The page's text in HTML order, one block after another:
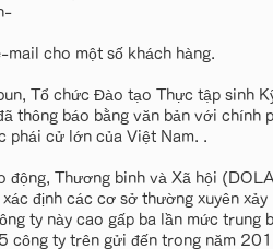
mail cho một số khách hàng.
Tổ chức Đào tạo Thực tập sinh
thông báo bằng văn bản với chính
phái cử lớn của Việt Nam. .
Thương binh và Xã hội
định các cơ sở thường xuyên
ty này cao gấp ba lần mức trung
công ty trên gửi đến trong năm